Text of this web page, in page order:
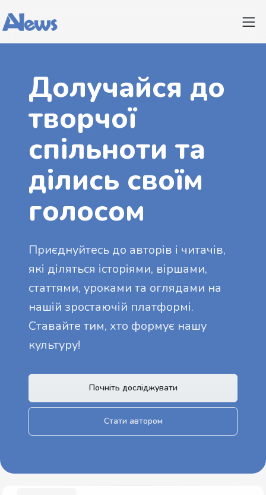
Долучайся до
творчої
спільноти та
ділись своїм
голосом
Приєднуйтесь до авторів і читачів,
які діляться історіями, віршами,
статтями, уроками та оглядами на
нашій зростаючій платформі.
Ставайте тим, хто формує нашу
культуру!
Почніть досліджувати
Стати автором